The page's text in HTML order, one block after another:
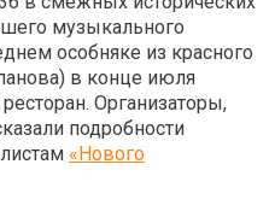
музыкального
особняке из красного
в конце июля
Организаторы,
подробности
«Нового